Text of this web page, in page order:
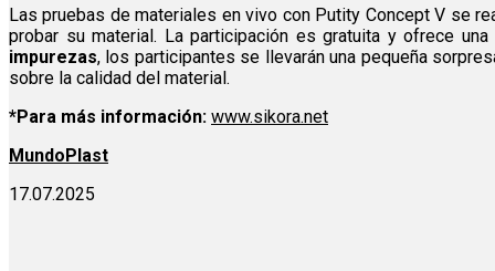
Las pruebas de materiales en vivo con Putity Concept V se
probar su material. La participación es gratuita y ofrece
impurezas, los participantes se llevarán una pequeña
sobre la calidad del material.
*Para más información: www.sikora.net
MundoPlast
17.07.2025